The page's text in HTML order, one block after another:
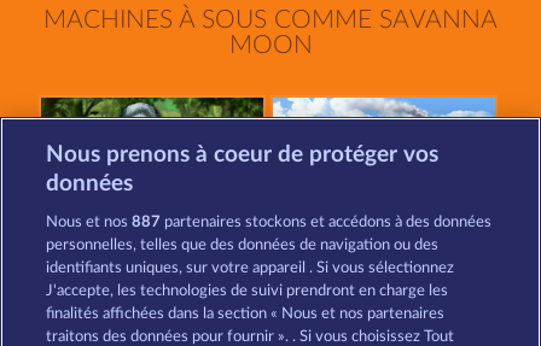
MACHINES À SOUS COMME SAVANNA
MOON
King of the Jungle Wild Rapa Nui
Nous prenons à coeur de protéger vos
données
Nous et nos887 partenaires stockons et accédons à des données
personnelles, telles que des données de navigation ou des
identifiants uniques, sur votre appareil . Si vous sélectionnez
J'accepte, les technologies de suivi prendront en charge les
finalités affichées dans la section « Nous et nos partenaires
traitons des données pour fournir ». . Si vous choisissez Tout